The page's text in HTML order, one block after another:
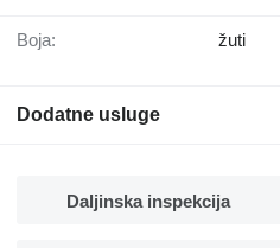
Boja: žuti
Dodatne usluge
Daljinska inspekcija